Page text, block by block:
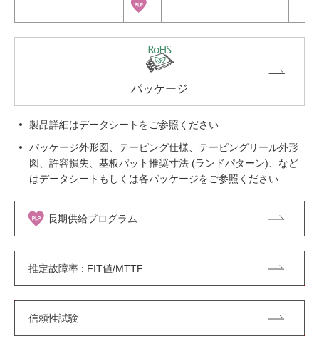
パッケージ
製品詳細はデータシートをご参照ください
パッケージ外形図、テーピング仕様、テーピングリール外形
図、許容損失、基板パット推奨寸法 (ランドパターン)、など
はデータシートもしくは各パッケージをご参照ください
長期供給プログラム
推定故障率 : FIT値/MTTF
信頼性試験